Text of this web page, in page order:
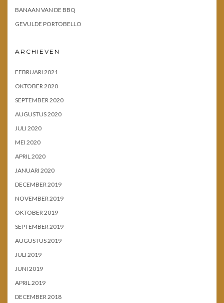
BANAAN VAN DE BBQ
GEVULDE PORTOBELLO
ARCHIEVEN
FEBRUARI 2021
OKTOBER 2020
SEPTEMBER 2020
AUGUSTUS 2020
JULI 2020
MEI 2020
APRIL 2020
JANUARI 2020
DECEMBER 2019
NOVEMBER 2019
OKTOBER 2019
SEPTEMBER 2019
AUGUSTUS 2019
JULI 2019
JUNI 2019
APRIL 2019
DECEMBER 2018